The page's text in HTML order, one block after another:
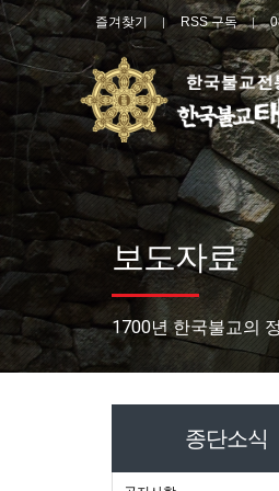
즐겨찾기 RSS 구독
보도자료
1700년 한국불교의
종단소식